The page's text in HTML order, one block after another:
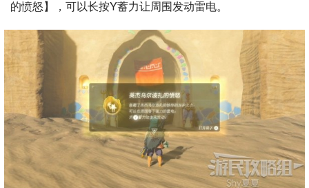
的愤怒】，可以长按Y蓄力让周围发动雷电。